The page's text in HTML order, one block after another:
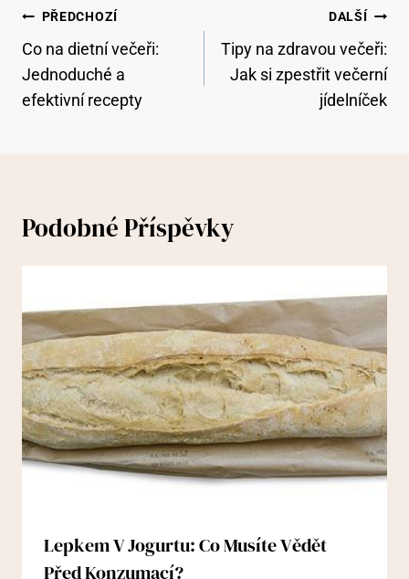
Navigace
Pro
Příspěvek
PŘEDCHOZÍ
Co na dietní večeři:
Jednoduché a
efektivní recepty
DALŠÍ
Tipy na zdravou večeři:
Jak si zpestřit večerní
jídelníček
Podobné Příspěvky
Lepkem V Jogurtu: Co Musíte Vědět
Před Konzumací?